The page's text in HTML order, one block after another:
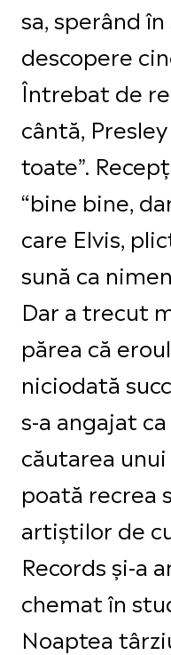
sa, sperând
descopere
Întrebat de
cântă,
toate”.
“bine bine,
care Elvis,
sună ca
Dar a trecut
părea că
niciodată
s-a angajat
căutarea
poată recrea
artiștilor de
Records și-a
chemat în
Noaptea